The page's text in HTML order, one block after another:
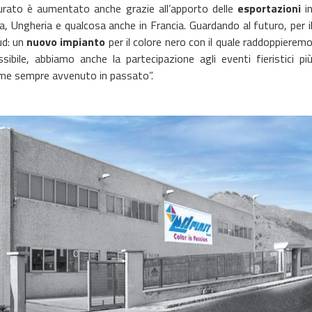
è aumentato anche grazie all’apporto delle esportazioni
e qualcosa anche in Francia. Guardando al futuro, per il
un nuovo impianto per il colore nero con il quale
abbiamo anche la partecipazione agli eventi fieristici più
sempre avvenuto in passato”.